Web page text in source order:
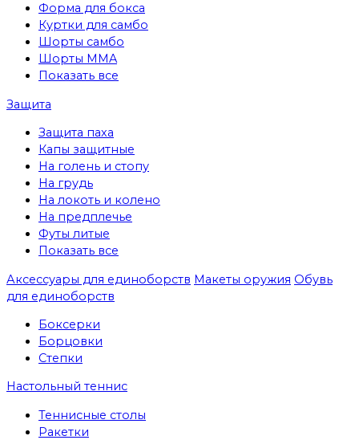
Форма для бокса
Куртки для самбо
Шорты самбо
Шорты MMA
Показать все
Защита
Защита паха
Капы защитные
На голень и стопу
На грудь
На локоть и колено
На предплечье
Футы литые
Показать все
Аксессуары для единоборств Макеты оружия Обувь
для единоборств
Боксерки
Борцовки
Степки
Настольный теннис
Теннисные столы
Ракетки